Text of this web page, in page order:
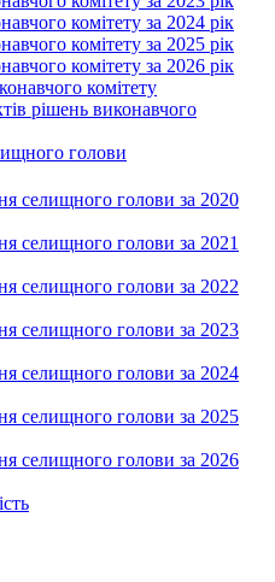
комітету за 2024 рік
комітету за 2025 рік
комітету за 2026 рік
комітету
рішень виконавчого
голови
селищного голови за 2020
селищного голови за 2021
селищного голови за 2022
селищного голови за 2023
селищного голови за 2024
селищного голови за 2025
селищного голови за 2026